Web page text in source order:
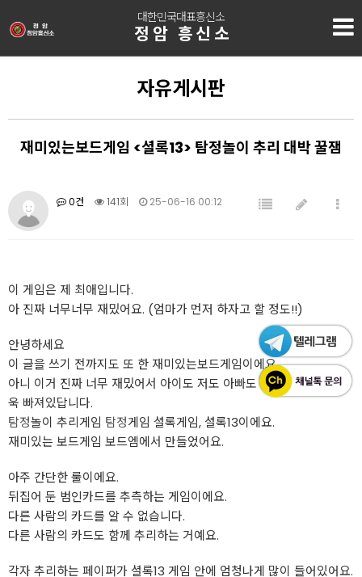
대한민국대표흥신소
정암 흥신소
자유게시판
재미있는보드게임 <셜록13> 탐정놀이 추리 대박 꿀잼
0건 141회 25-06-16 00:12
이 게임은 제 최애입니다.
아 진짜 너무너무 재밌어요. (엄마가 먼저 하자고 할 정도!!)
안녕하세요
이 글을 쓰기 전까지도 또 한 재미있는보드게임이에요.
아니 이거 진짜 너무 재밌어서 아이도 저도 아빠도 온가족 모두가 푸
욱 빠져있답니다.
탐정놀이 추리게임 탐정게임 셜록게임, 셜록13이에요.
재미있는 보드게임 보드엠에서 만들었어요.
아주 간단한 룰이에요.
뒤집어 둔 범인카드를 추측하는 게임이에요.
다른 사람의 카드를 알 수 없습니다.
다른 사람의 카드도 함께 추리하는 거예요.
각자 추리하는 페이퍼가 셜록13 게임 안에 엄청나게 많이 들어있어요.